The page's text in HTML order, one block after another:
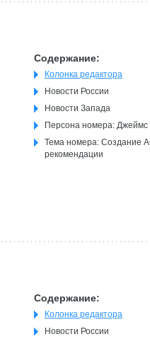
Содержание:
Колонка редактора
Новости России
Новости Запада
Персона номера:
Тема номера: Создание
рекомендации
Содержание:
Колонка редактора
Новости России